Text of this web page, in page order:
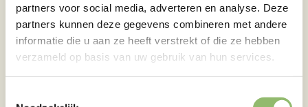
partners voor social media, adverteren en analyse. Deze
partners kunnen deze gegevens combineren met andere
informatie die u aan ze heeft verstrekt of die ze hebben
verzameld op basis van uw gebruik van hun services.
No Rubbish Flavour
Attraction